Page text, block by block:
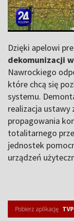
Dzięki apelowi
dekomunizacji
Nawrockiego
które chcą się
systemu.
realizacja ustawy
propagowania
totalitarnego
jednostek
urządzeń
Pobierz aplikację